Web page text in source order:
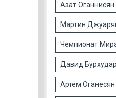
Азат Оганнисян
Мартин
Чемпионат
Давид
Артем Оганесян